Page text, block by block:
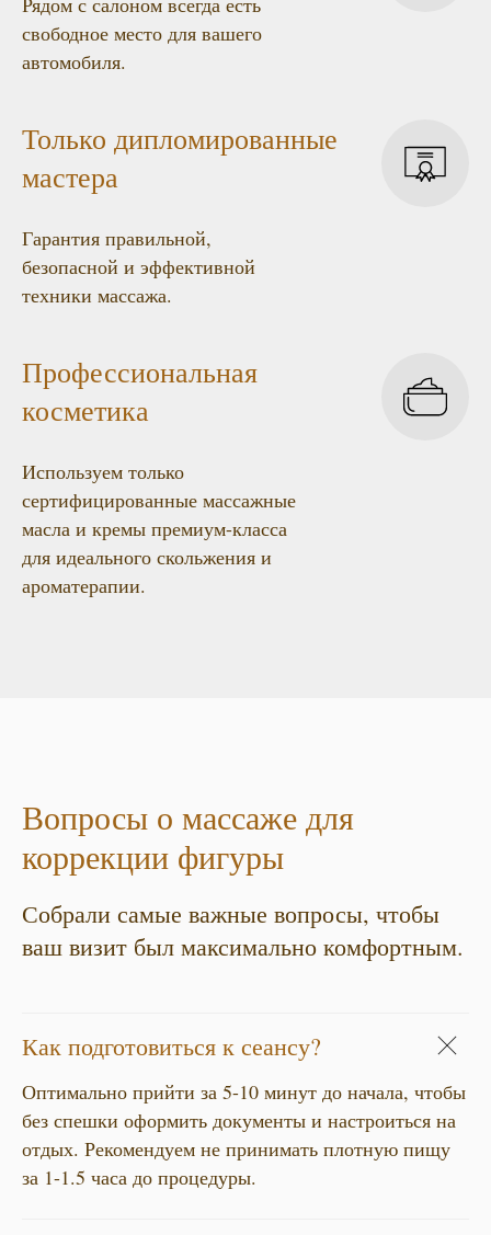
свободное место для вашего
автомобиля.
Только дипломированные
мастера
Гарантия правильной,
безопасной и эффективной
техники массажа.
Профессиональная
косметика
Используем только
сертифицированные массажные
масла и кремы премиум-класса
для идеального скольжения и
ароматерапии.
Вопросы о массаже для
коррекции фигуры
Собрали самые важные вопросы, чтобы
ваш визит был максимально комфортным.
Как подготовиться к сеансу?
Оптимально прийти за 5-10 минут до начала, чтобы
без спешки оформить документы и настроиться на
отдых. Рекомендуем не принимать плотную пищу
за 1-1.5 часа до процедуры.